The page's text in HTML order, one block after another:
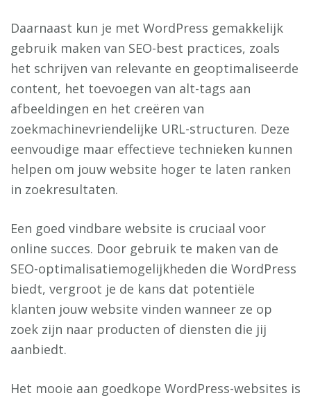
Daarnaast kun je met WordPress gemakkelijk
gebruik maken van SEO-best practices, zoals
het schrijven van relevante en geoptimaliseerde
content, het toevoegen van alt-tags aan
afbeeldingen en het creëren van
zoekmachinevriendelijke URL-structuren. Deze
eenvoudige maar effectieve technieken kunnen
helpen om jouw website hoger te laten ranken
in zoekresultaten.
Een goed vindbare website is cruciaal voor
online succes. Door gebruik te maken van de
SEO-optimalisatiemogelijkheden die WordPress
biedt, vergroot je de kans dat potentiële
klanten jouw website vinden wanneer ze op
zoek zijn naar producten of diensten die jij
aanbiedt.
Het mooie aan goedkope WordPress-websites is